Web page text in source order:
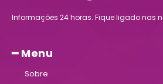
Informações 24 horas. Fique ligado nas
━ Menu
Sobre